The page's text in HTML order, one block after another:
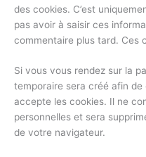
des cookies. C’est
pas avoir à saisir ces
commentaire plus tard. Ces
Si vous vous rendez sur la
temporaire sera créé afin
accepte les cookies. Il ne
personnelles et sera
de votre navigateur.